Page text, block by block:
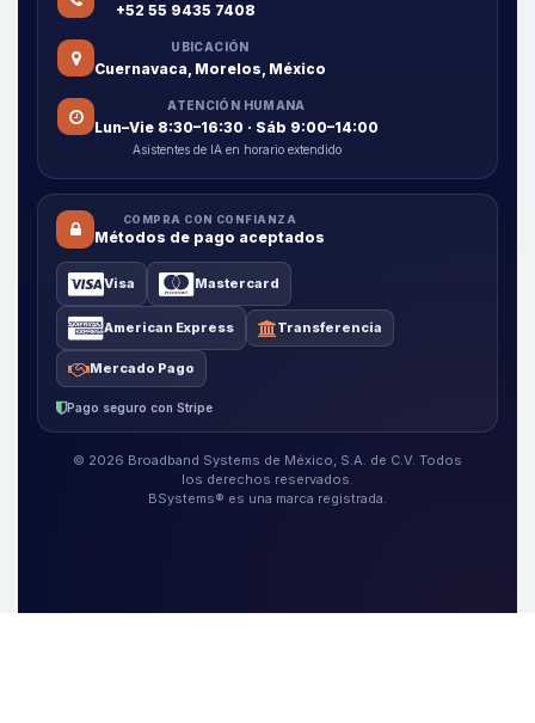
+52 55 9435 7408
UBICACIÓN
Cuernavaca, Morelos, México
ATENCIÓN HUMANA
Lun–Vie 8:30–16:30 · Sáb 9:00–14:00
Asistentes de IA en horario extendido
COMPRA CON CONFIANZA
Métodos de pago aceptados
Visa Mastercard
American Express Transferencia
Mercado Pago
Pago seguro con Stripe
© 2026 Broadband Systems de México, S.A. de C.V. Todos
los derechos reservados.
BSystems® es una marca registrada.